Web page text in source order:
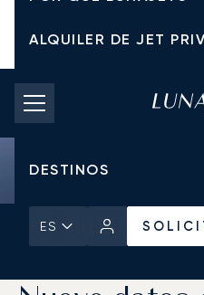
ALQUILER DE JET
TARIFAS DE CHÁRTER
JETS PRIVADOS
DESTINOS
ES
SOLICITAR
Noticias y Perspectivas